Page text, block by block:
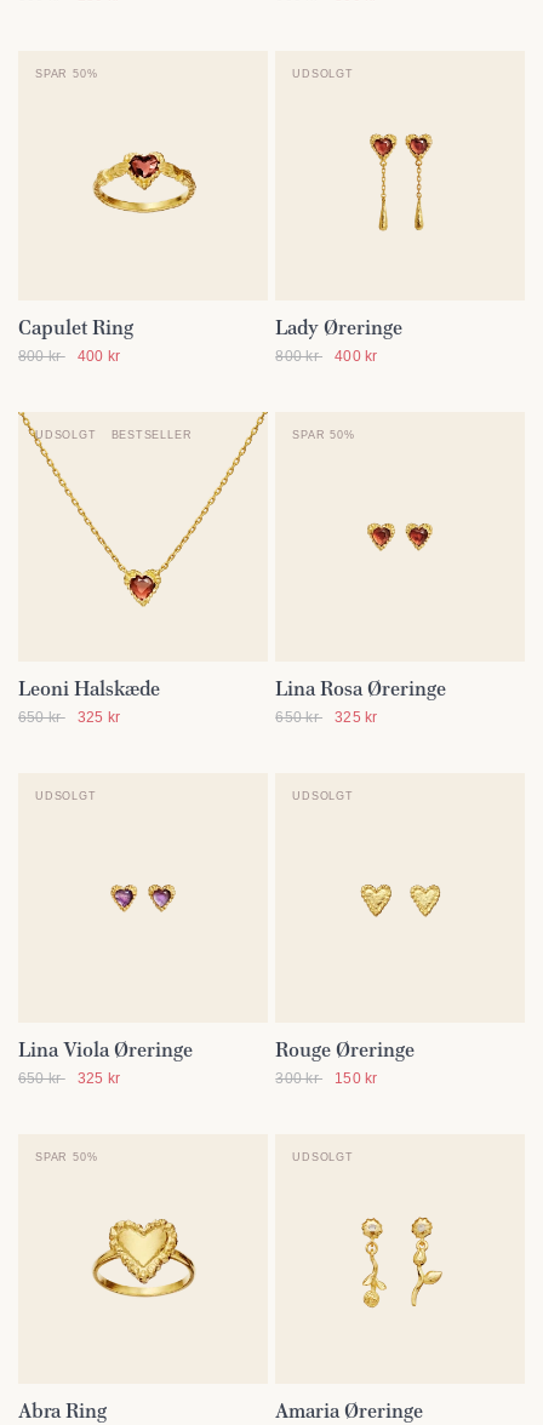
SPAR 50%
SE DETALJER
Capulet Ring
800 kr 400 kr
UDSOLGT
SE DETALJER
Lady Øreringe
800 kr 400 kr
UDSOLGT BESTSELLER
SE DETALJER
Leoni Halskæde
650 kr 325 kr
SPAR 50%
SE DETALJER
Lina Rosa Øreringe
650 kr 325 kr
UDSOLGT
SE DETALJER
Lina Viola Øreringe
650 kr 325 kr
UDSOLGT
SE DETALJER
Rouge Øreringe
300 kr 150 kr
SPAR 50%
Abra Ring
UDSOLGT
SE DETALJER
Amaria Øreringe